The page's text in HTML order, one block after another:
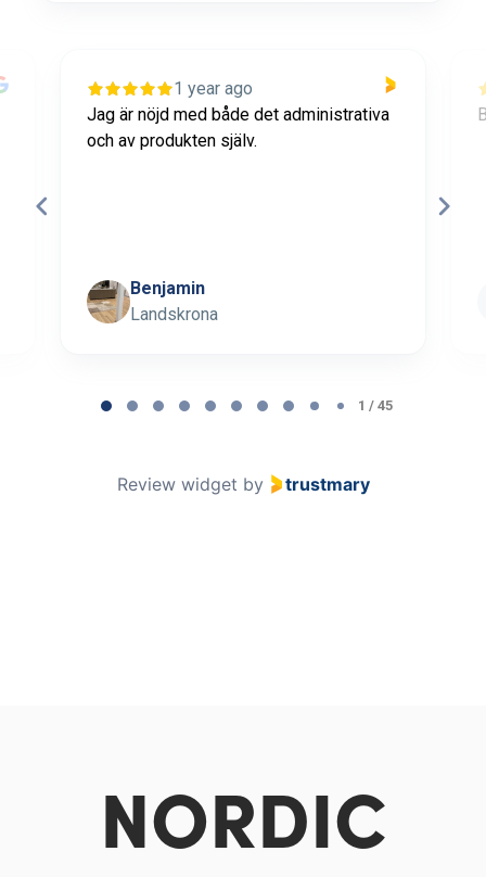
1 year ago
Jag är nöjd med både det administrativa
och av produkten själv.
Benjamin
Landskrona
1 / 45
Review widget by trustmary
NORDIC